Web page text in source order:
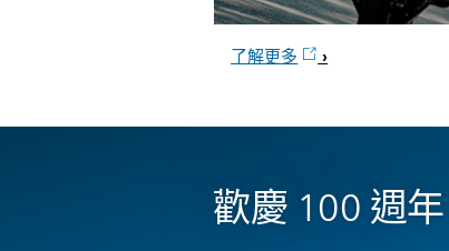
了解更多
歡慶 100 週年